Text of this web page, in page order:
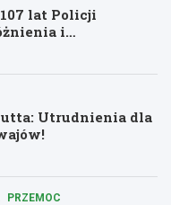
lat Policji
i
służby
Utrudnienia dla
PRZEMOC